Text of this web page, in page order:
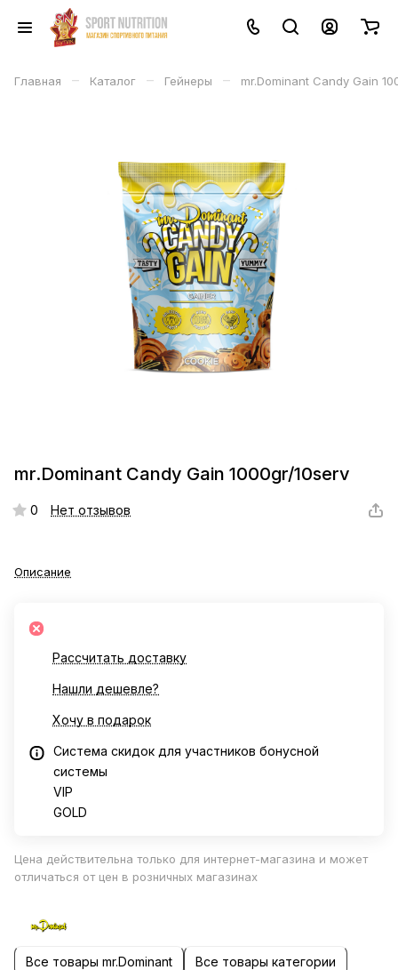
Главная – Каталог – Гейнеры – mr.Dominant Candy Gain
mr.Dominant Candy Gain 1000gr/10serv
0 Нет отзывов
Описание
Рассчитать доставку
Нашли дешевле?
Хочу в подарок
Система скидок для участников бонусной
системы
VIP
GOLD
Цена действительна только для интернет-магазина и может
отличаться от цен в розничных магазинах
Все товары mr.Dominant Все товары категории